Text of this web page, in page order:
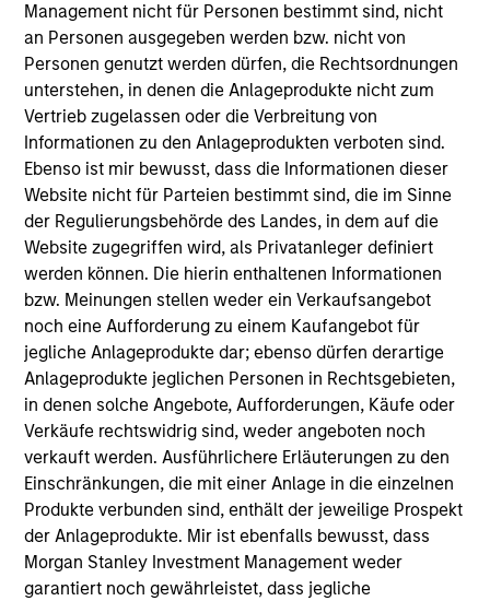
Management nicht für Personen bestimmt sind, nicht
an Personen ausgegeben werden bzw. nicht von
Personen genutzt werden dürfen, die Rechtsordnungen
unterstehen, in denen die Anlageprodukte nicht zum
Vertrieb zugelassen oder die Verbreitung von
Informationen zu den Anlageprodukten verboten sind.
Ebenso ist mir bewusst, dass die Informationen dieser
Website nicht für Parteien bestimmt sind, die im Sinne
der Regulierungsbehörde des Landes, in dem auf die
Website zugegriffen wird, als Privatanleger definiert
werden können. Die hierin enthaltenen Informationen
bzw. Meinungen stellen weder ein Verkaufsangebot
noch eine Aufforderung zu einem Kaufangebot für
jegliche Anlageprodukte dar; ebenso dürfen derartige
Anlageprodukte jeglichen Personen in Rechtsgebieten,
in denen solche Angebote, Aufforderungen, Käufe oder
Verkäufe rechtswidrig sind, weder angeboten noch
verkauft werden. Ausführlichere Erläuterungen zu den
Einschränkungen, die mit einer Anlage in die einzelnen
Produkte verbunden sind, enthält der jeweilige Prospekt
der Anlageprodukte. Mir ist ebenfalls bewusst, dass
Morgan Stanley Investment Management weder
garantiert noch gewährleistet, dass jegliche
Differentiators
1
The U.S. and Global Multifactor Strategies represent our
best thinking on which factors are attractive candidates
for investment, how to allocate exposure across multiple
factors, and how to implement multiple factor exposures
in a portfolio. By considering performance, risk
exposures, and liquidity within a consistent framework,
investors address these challenges and best position
themselves to capture multiple factor premia.
2
DIVERSIFICATION
Less reliance on any one factor, sector, country or stock
to drive excess returns may result in a smoother ride than
more concentrated approaches.